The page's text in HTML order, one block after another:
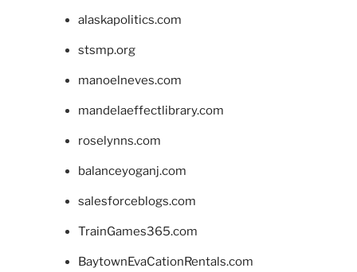
alaskapolitics.com
stsmp.org
manoelneves.com
mandelaeffectlibrary.com
roselynns.com
balanceyoganj.com
salesforceblogs.com
TrainGames365.com
BaytownEvaCationRentals.com